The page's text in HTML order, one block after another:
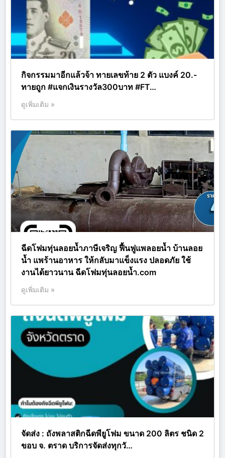
กิจกรรมมาอีกแล้วจ้า ทายเลขท้าย 2 ตัว แบงค์ 20.-
ทายถูก #แจกเงินรางวัล300บาท #FT…
ดูเพิ่มเติม »
ฉีดโฟมทุ่นลอยน้ำภาษีเจริญ ฟื้นฟูแพลอยน้ำ บ้านลอย
น้ำ แพร้านอาหาร ให้กลับมาแข็งแรง ปลอดภัย ใช้
งานได้ยาวนาน ฉีดโฟมทุ่นลอยน้ำ.com
ดูเพิ่มเติม »
จัดส่ง : ถังพลาสติกฉีดพียูโฟม ขนาด 200 ลิตร ชนิด 2
ขอบ จ. ตราด บริการจัดส่งทุกวั…